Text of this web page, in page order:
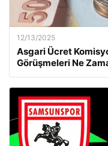
12/13/2025
Asgari Ücret
Görüşmeleri Ne